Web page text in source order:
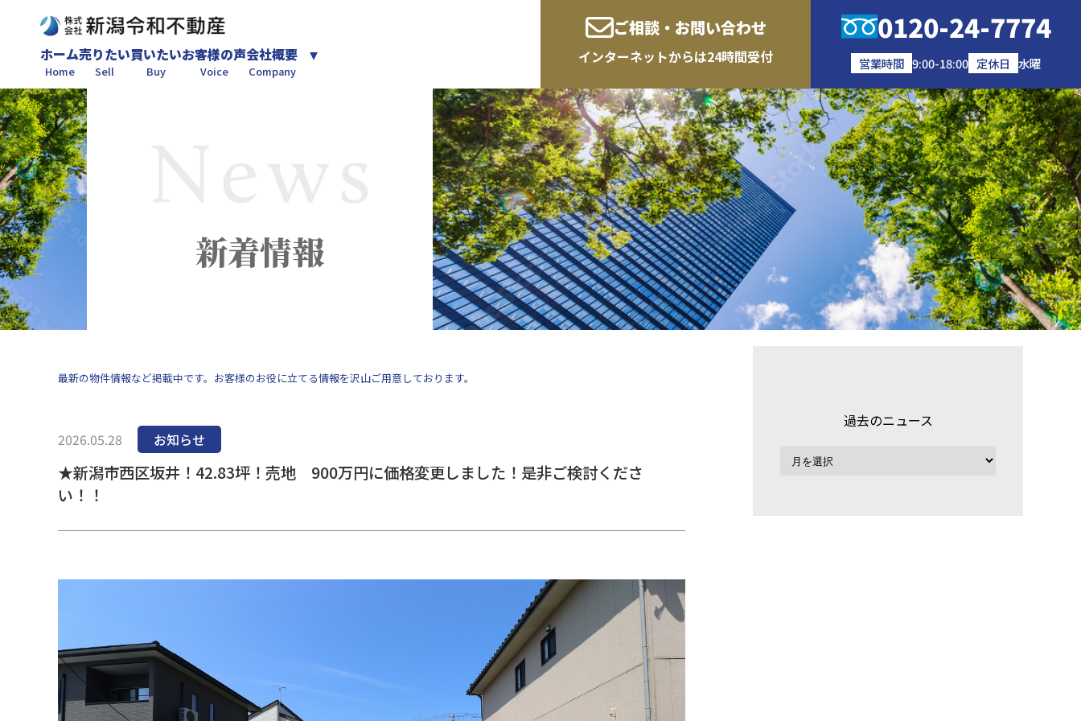
ホーム
Home
売りたい
Sell
買いたい
Buy
お客様の声
Voice
会社概要
Company
ご相談・お問い合わせ
インターネットからは24時間受付
0120-24-7774
営業時間 9:00-18:00 定休日 水曜
新着情報
最新の物件情報など掲載中です。お客様のお役に立てる情報を沢山ご用意しております。
2026.05.28 お知らせ
★新潟市西区坂井！42.83坪！売地 900万円に価格変更しました！是非ご検討くださ
い！！
過去のニュース